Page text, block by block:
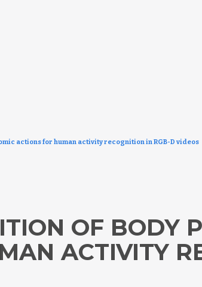
actions for human activity recognition in RGB-D videos
OF BODY
ACTIVITY